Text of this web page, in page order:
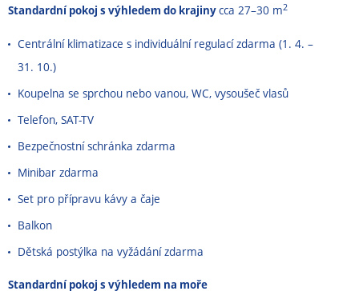
Standardní pokoj s výhledem do krajinycca 27–30 m2
Centrální klimatizace s individuální regulací zdarma (1. 4. –
31. 10.)
Koupelna se sprchou nebo vanou, WC, vysoušeč vlasů
Telefon, SAT-TV
Bezpečnostní schránka zdarma
Minibar zdarma
Set pro přípravu kávy a čaje
Balkon
Dětská postýlka na vyžádání zdarma
Standardní pokoj s výhledem na moře